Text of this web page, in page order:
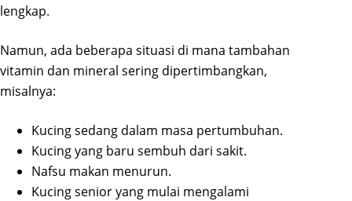
lengkap.
Namun, ada beberapa situasi di mana tambahan
vitamin dan mineral sering dipertimbangkan,
misalnya:
Kucing sedang dalam masa pertumbuhan.
Kucing yang baru sembuh dari sakit.
Nafsu makan menurun.
Kucing senior yang mulai mengalami